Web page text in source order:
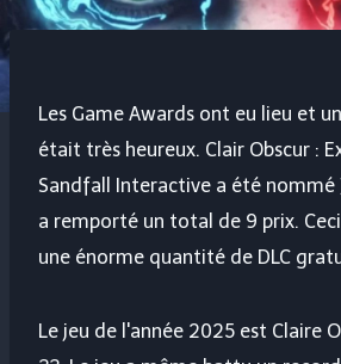
Les Game Awards ont eu lieu et
était très heureux. Clair Obscur :
Sandfall Interactive a été nommé
a remporté un total de 9 prix.
une énorme quantité de DLC
Le jeu de l'année 2025 est Claire